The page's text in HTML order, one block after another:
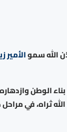
الأمير
الوطن
ثراه، في